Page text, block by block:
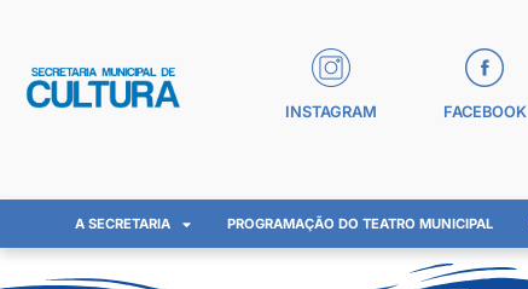
INSTAGRAM FACEBOOK
A SECRETARIA PROGRAMAÇÃO DO TEATRO MUNICIPAL